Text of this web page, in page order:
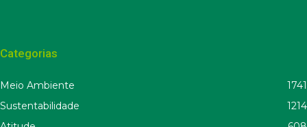
Categorias
Meio Ambiente
1741
Sustentabilidade
1214